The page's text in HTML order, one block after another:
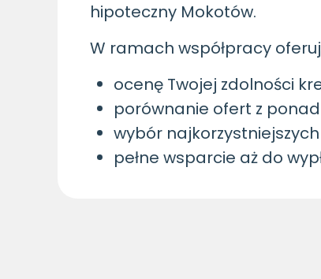
hipoteczny Mokotów.
W ramach współpracy
ocenę Twojej zdolności
porównanie ofert z
wybór
pełne wsparcie aż do